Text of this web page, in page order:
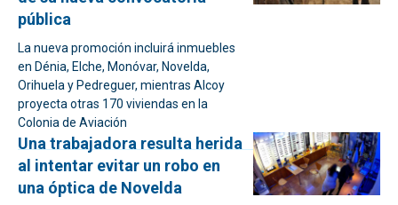
pública
La nueva promoción incluirá inmuebles
en Dénia, Elche, Monóvar, Novelda,
Orihuela y Pedreguer, mientras Alcoy
proyecta otras 170 viviendas en la
Colonia de Aviación
Una trabajadora resulta herida
al intentar evitar un robo en
una óptica de Novelda